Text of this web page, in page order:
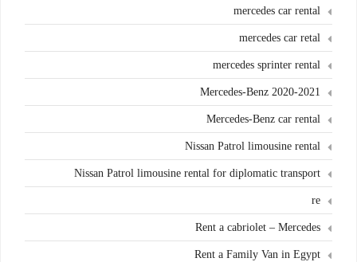
mercedes car rental
mercedes car retal
mercedes sprinter rental
Mercedes-Benz 2020-2021
Mercedes-Benz car rental
Nissan Patrol limousine rental
Nissan Patrol limousine rental for diplomatic transport
re
Rent a cabriolet – Mercedes
Rent a Family Van in Egypt